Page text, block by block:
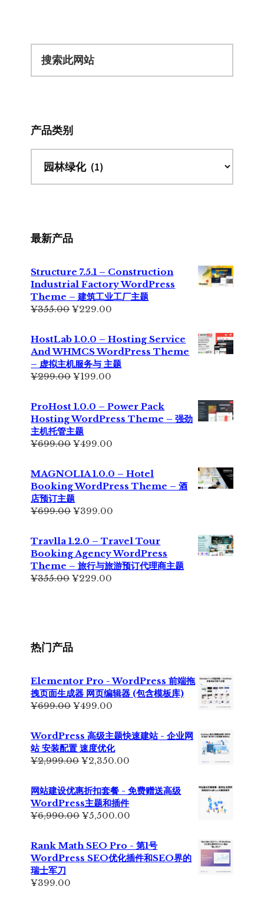
产品类别
最新产品
Structure 7.5.1 – Construction
Industrial Factory WordPress
Theme – 建筑工业工厂主题
¥355.00原
为：
¥355.00。
¥229.00
价
格
为：
¥229.00。
HostLab 1.0.0 – Hosting Service
And WHMCS WordPress Theme
– 虚拟主机服务与 主题
¥299.00原
为：
¥299.00。
¥199.00
价
格
为：
ProHost 1.0.0 – Power Pack
Hosting WordPress Theme – 强劲
主机托管主题
¥699.00原
为：
¥699.00。
¥499.00
价
格
为：
MAGNOLIA 1.0.0 – Hotel
Booking WordPress Theme – 酒
店预订主题
¥699.00原
为：
¥699.00。
¥399.00
格
为：
¥399.00。
Travlla 1.2.0 – Travel Tour
Booking Agency WordPress
Theme – 旅行与旅游预订代理商主题
¥355.00原
¥229.00
热门产品
Elementor Pro - WordPress 前端拖
拽页面生成器 网页编辑器 (包含模板库)
¥699.00原
为：
¥699.00。
¥499.00
价
格
为：
¥499.00。
WordPress 高级主题快速建站 - 企业网
站 安装配置 速度优化
¥2,999.00原
为：
¥2,999.00。
¥2,350.00
价
格
为：
网站建设优惠折扣套餐 - 免费赠送高级
WordPress主题和插件
¥6,990.00原
¥6,990.00。
¥5,500.00
价
格
为：
Rank Math SEO Pro - 第1号
WordPress SEO优化插件和SEO界的
瑞士军刀
¥399.00